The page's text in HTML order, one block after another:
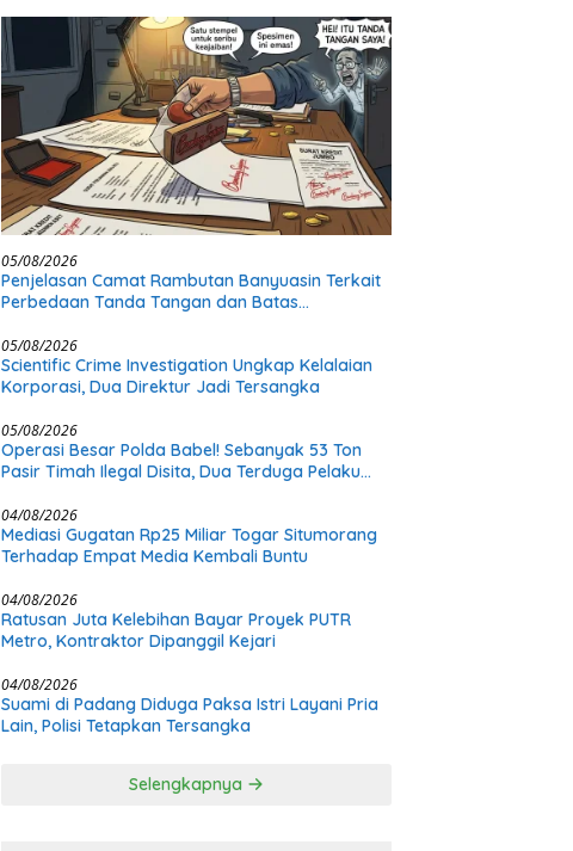
05/08/2026
Penjelasan Camat Rambutan Banyuasin Terkait
Perbedaan Tanda Tangan dan Batas
05/08/2026
Scientific Crime Investigation Ungkap Kelalaian
Korporasi, Dua Direktur Jadi Tersangka
05/08/2026
Operasi Besar Polda Babel! Sebanyak 53 Ton
Pasir Timah Ilegal Disita, Dua Terduga Pelaku
04/08/2026
Mediasi Gugatan Rp25 Miliar Togar Situmorang
Terhadap Empat Media Kembali Buntu
04/08/2026
Ratusan Juta Kelebihan Bayar Proyek PUTR
Metro, Kontraktor Dipanggil Kejari
04/08/2026
Suami di Padang Diduga Paksa Istri Layani Pria
Lain, Polisi Tetapkan Tersangka
Selengkapnya